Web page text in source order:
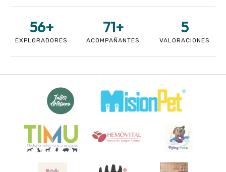
EXPLORADORES
56+
ACOMPAÑANTES
71+
VALORACIONES
5